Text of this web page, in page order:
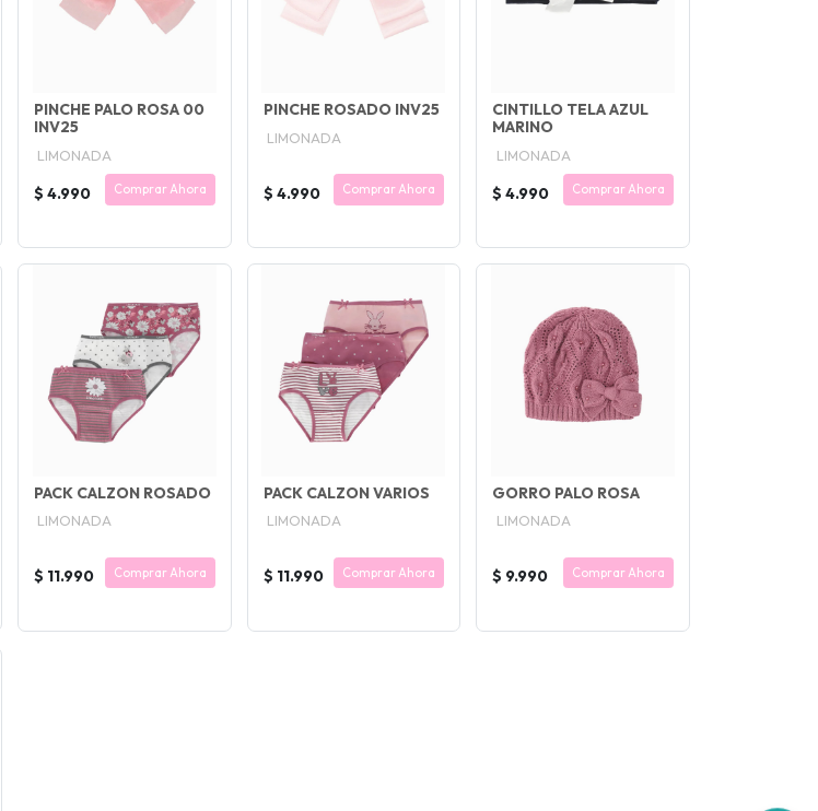
PINCHE PALO ROSA 00
INV25
LIMONADA
$ 4.990 Comprar Ahora
PINCHE ROSADO INV25
LIMONADA
$ 4.990 Comprar Ahora
CINTILLO TELA AZUL
MARINO
LIMONADA
$ 4.990 Comprar Ahora
PACK CALZON ROSADO
LIMONADA
$ 11.990 Comprar Ahora
PACK CALZON VARIOS
LIMONADA
$ 11.990 Comprar Ahora
GORRO PALO ROSA
LIMONADA
$ 9.990 Comprar Ahora